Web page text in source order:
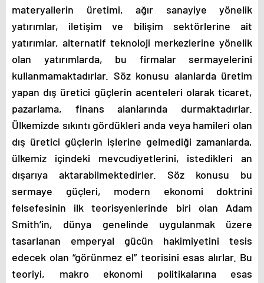
materyallerin üretimi, ağır sanayiye yönelik
yatırımlar, iletişim ve bilişim sektörlerine ait
yatırımlar, alternatif teknoloji merkezlerine yönelik
olan yatırımlarda, bu firmalar sermayelerini
kullanmamaktadırlar. Söz konusu alanlarda üretim
yapan dış üretici güçlerin acenteleri olarak ticaret,
pazarlama, finans alanlarında durmaktadırlar.
Ülkemizde sıkıntı gördükleri anda veya hamileri olan
dış üretici güçlerin işlerine gelmediği zamanlarda,
ülkemiz içindeki mevcudiyetlerini, istedikleri an
dışarıya aktarabilmektedirler. Söz konusu bu
sermaye güçleri, modern ekonomi doktrini
felsefesinin ilk teorisyenlerinde biri olan Adam
Smith’in, dünya genelinde uygulanmak üzere
tasarlanan emperyal gücün hakimiyetini tesis
edecek olan “görünmez el” teorisini esas alırlar. Bu
teoriyi, makro ekonomi politikalarına esas